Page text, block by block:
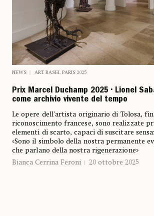
NEWS ART BASEL PARIS 2025
Prix Marcel Duchamp 2025 • Lionel
come archivio vivente del tempo
Le opere dell’artista originario di Tolosa,
riconoscimento francese, sono realizzate
elementi di scarto, capaci di suscitare
«Sono il simbolo della nostra permanente
che parlano della nostra rigenerazione»
Bianca Cerrina Feroni
20 ottobre 2025